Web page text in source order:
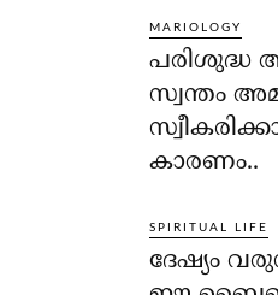
MARIOLOGY
പരിശുദ്ധ
സ്വന്തം
കാരണം..
SPIRITUAL LIFE
ദേഷ്യം